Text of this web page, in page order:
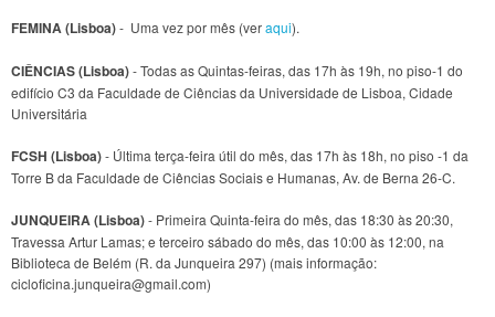
FEMINA (Lisboa)- Uma vez por mês (veraqui).
CIÊNCIAS (Lisboa)- Todas as Quintas-feiras, das 17h às 19h, no piso-1 do
edifício C3 da Faculdade de Ciências da Universidade de Lisboa, Cidade
Universitária
FCSH (Lisboa)- Última terça-feira útil do mês, das 17h às 18h, no piso -1 da
Torre B da Faculdade de Ciências Sociais e Humanas, Av. de Berna 26-C.
JUNQUEIRA (Lisboa)- Primeira Quinta-feira do mês, das 18:30 às 20:30,
Travessa Artur Lamas; e terceiro sábado do mês, das 10:00 às 12:00, na
Biblioteca de Belém (R. da Junqueira 297) (mais informação:
cicloficina.junqueira@gmail.com)